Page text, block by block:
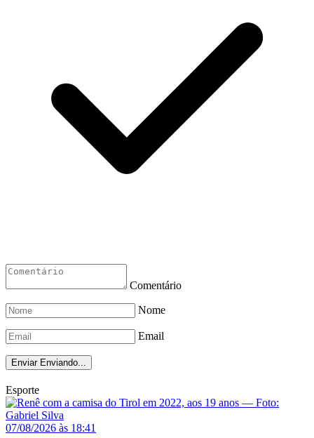
Comentário
Nome
Email
Enviar Enviando...
Esporte
07/08/2026 às 18:41